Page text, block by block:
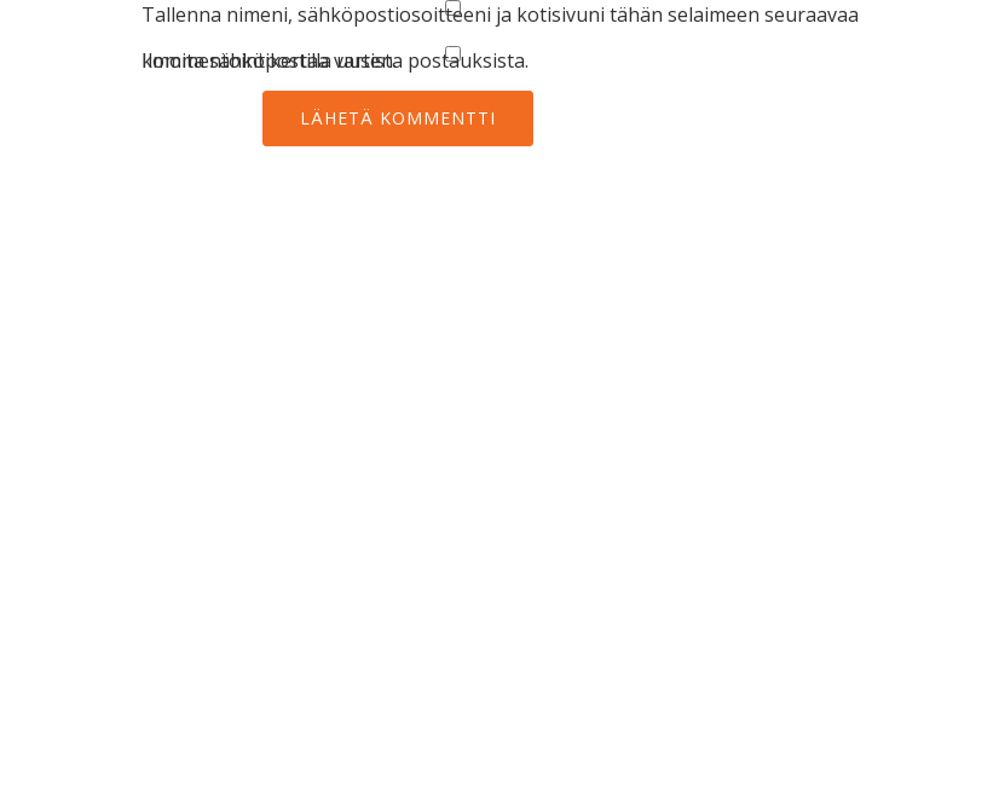
Tallenna nimeni, sähköpostiosoitteeni ja kotisivuni tähän selaimeen seuraavaa
kommentointikertaa varten.
Ilmoita sähköpostilla uusista postauksista.